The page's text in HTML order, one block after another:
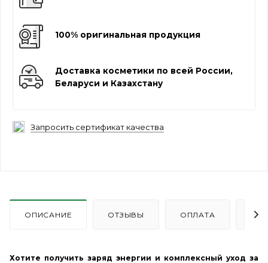
100% оригинальная продукция
Доставка косметики по всей России,
Беларуси и Казахстану
Запросить сертификат качества
ОПИСАНИЕ ОТЗЫВЫ ОПЛАТА
Хотите получить заряд энергии и комплексный уход за